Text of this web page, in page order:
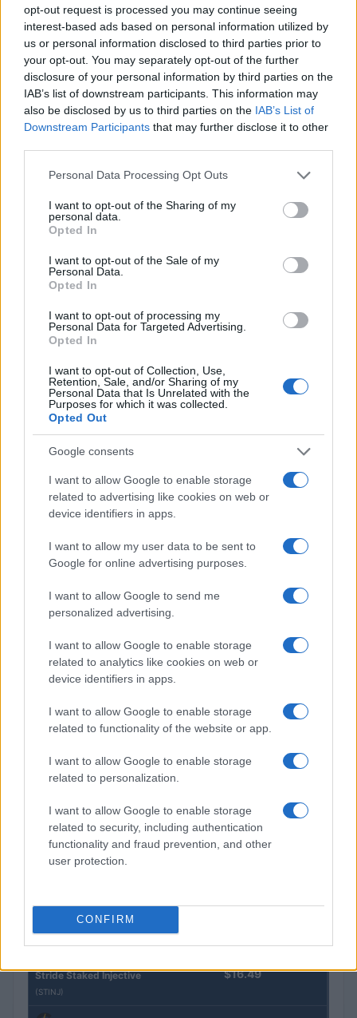
opt-out request is processed you may continue seeing
interest-based ads based on personal information utilized by
us or personal information disclosed to third parties prior to
your opt-out. You may separately opt-out of the further
disclosure of your personal information by third parties on the
IAB’s list of downstream participants. This information may
also be disclosed by us to third parties on the IAB’s List of
Downstream Participants that may further disclose it to other
Please note that this website/app uses one or more Google
not limited to your visit or usage behaviour. You may click to
grant or deny consent to Google and its third-party tags to
use your data for below specified purposes in below Google
consent section.
Personal Data Processing Opt Outs
I want to opt-out of the Sharing of my
personal data.
Opted In
I want to opt-out of the Sale of my
Personal Data.
Opted In
I want to opt-out of processing my
Personal Data for Targeted Advertising.
Opted In
I want to opt-out of Collection, Use,
Retention, Sale, and/or Sharing of my
Personal Data that Is Unrelated with the
Purposes for which it was collected.
Opted Out
Google consents
I want to allow Google to enable storage
related to advertising like cookies on web or
device identifiers in apps.
I want to allow my user data to be sent to
Google for online advertising purposes.
I want to allow Google to send me
personalized advertising.
I want to allow Google to enable storage
related to analytics like cookies on web or
device identifiers in apps.
I want to allow Google to enable storage
related to functionality of the website or app.
I want to allow Google to enable storage
related to personalization.
I want to allow Google to enable storage
related to security, including authentication
functionality and fraud prevention, and other
user protection.
CONFIRM
Petrolio in calo: Brent a 88.9 dollari, ribassi diffusi tra le
materie prime
Petrolio in calo: Brent a 91,82$, ribassi a due cifre per greggio
QUOTAZIONI CRYPTO
Nome
Eureka Bridged PAX
(PAXG)
Kinza Babylon Staked
BTC
$83,270.00
Morpho Vault
(STEAKEURCV)
$100,000,000,000,000.00
$0.032
Stride Staked Injective
(STINJ)
$16.49